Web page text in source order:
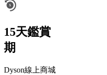
15天鑑賞
期
Dyson線上商城